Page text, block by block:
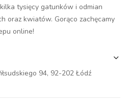
tysięcy gatunków i odmian
oraz kwiatów. Gorąco zachęcamy
online!
94, 92-202 Łódź